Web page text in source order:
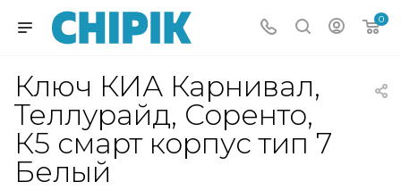
0
Ключ КИА Карнивал,
Теллурайд, Соренто,
К5 смарт корпус тип 7
Белый